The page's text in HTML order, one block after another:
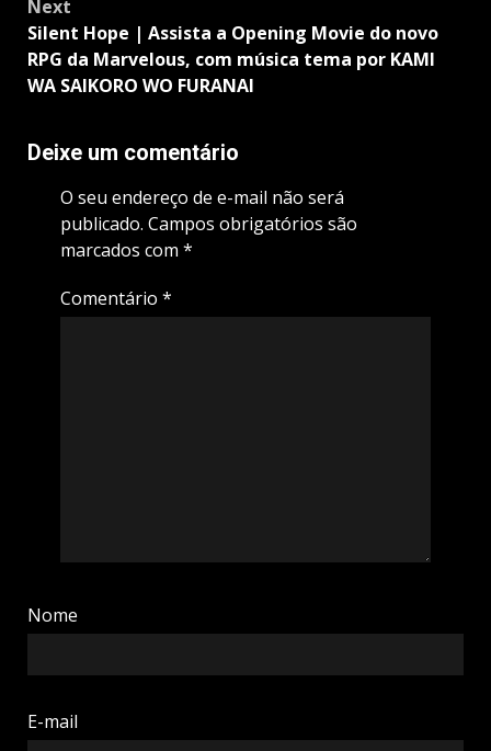
Next
Silent Hope | Assista a Opening Movie do novo
RPG da Marvelous, com música tema por KAMI
WA SAIKORO WO FURANAI
Deixe um comentário
O seu endereço de e-mail não será
publicado. Campos obrigatórios são
marcados com *
Comentário *
Nome
E-mail